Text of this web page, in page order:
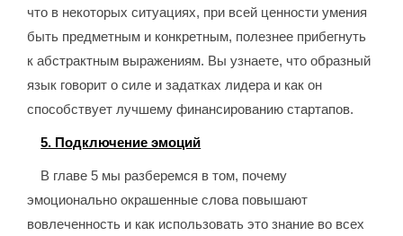
что в некоторых ситуациях, при всей ценности умения
быть предметным и конкретным, полезнее прибегнуть
к абстрактным выражениям. Вы узнаете, что образный
язык говорит о силе и задатках лидера и как он
способствует лучшему финансированию стартапов.
5. Подключение эмоций
В главе 5 мы разберемся в том, почему
эмоционально окрашенные слова повышают
вовлеченность и как использовать это знание во всех